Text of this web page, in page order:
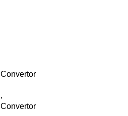
Convertor
,
Convertor